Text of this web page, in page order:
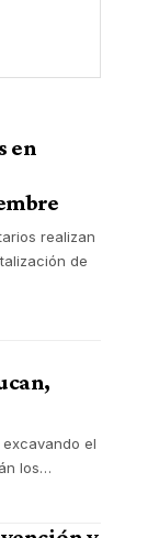
en
realizan
de
el
los…